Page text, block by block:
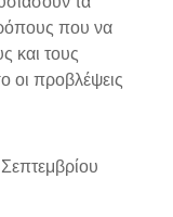
που να
και τους
οι προβλέψεις